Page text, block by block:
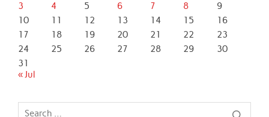
3
4 5 6 7 8
9
10
11 12 13 14 15
16
17
18 19 20 21 22
23
24
25 26 27 28 29
30
31
« Jul